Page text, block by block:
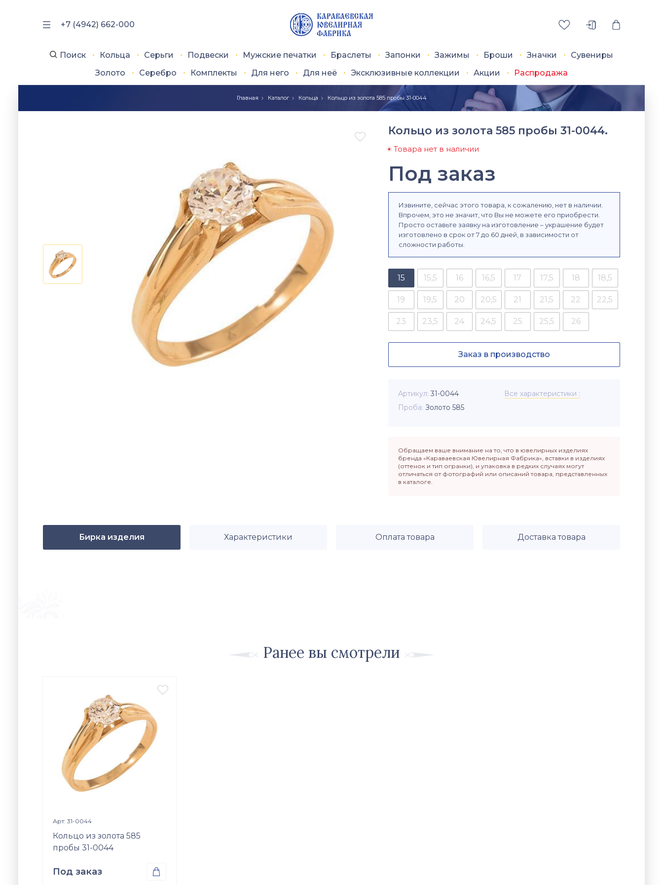
+7 (4942) 662-000
Поиск Кольца Серьги Подвески Мужские печатки Браслеты Запонки Зажимы Броши Значки
Сувениры
Золото
Серебро Комплекты Для него Для неё Эксклюзивные коллекции Акции Распродажа
Главная Каталог Кольца Кольцо из золота 585 пробы 31-0044
 Кольцо из золота 585 пробы 31-0044.
Товара нет в наличии
Под заказ
Извините, сейчас этого товара, к сожалению, нет в наличии.
Впрочем, это не значит, что Вы не можете его приобрести.
Просто оставьте заявку на изготовление – украшение будет
изготовлено в срок от 7 до 60 дней, в зависимости от
сложности работы.
15 15,5 16 16,5 17 17,5 18 18,5
19 19,5 20 20,5 21 21,5 22 22,5
23 23,5 24 24,5 25 25,5 26
Заказ в производство
Артикул 31-0044
Проба Золото 585
Все характеристики
Обращаем ваше внимание на то, что в ювелирных изделиях
бренда «Караваевская Ювелирная Фабрика», вставки в изделиях
(оттенок и тип огранки), и упаковка в редких случаях могут
отличаться от фотографий или описаний товара, представленных
в каталоге.
Бирка изделия Характеристики Оплата товара Доставка товара
Ранее вы смотрели

Арт: 31-0044
Кольцо из золота 585
пробы 31-0044
Под заказ 